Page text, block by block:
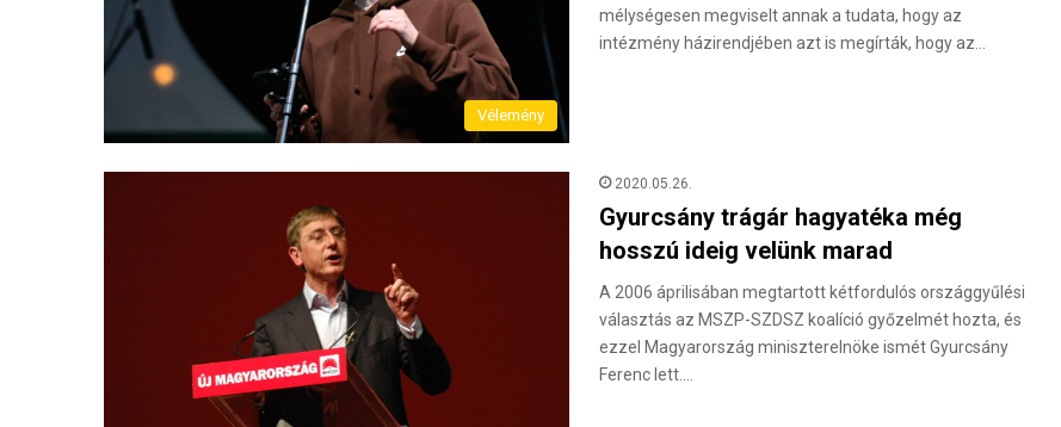
Vélemény
mélységesen megviselt annak a tudata, hogy az
intézmény házirendjében azt is megírták, hogy az…
2020.05.26.
Gyurcsány trágár hagyatéka még
hosszú ideig velünk marad
A 2006 áprilisában megtartott kétfordulós országgyűlési
választás az MSZP-SZDSZ koalíció győzelmét hozta, és
ezzel Magyarország miniszterelnöke ismét Gyurcsány
Ferenc lett.…